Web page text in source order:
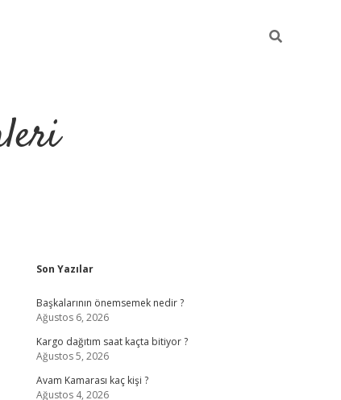
Sidebar
Son Yazılar
Başkalarının önemsemek nedir ?
Ağustos 6, 2026
Kargo dağıtım saat kaçta bitiyor ?
Ağustos 5, 2026
Avam Kamarası kaç kişi ?
Ağustos 4, 2026